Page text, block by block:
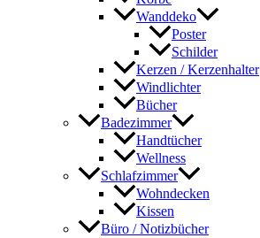
Wanddeko
Poster
Schilder
Kerzen / Kerzenhalter
Windlichter
Bücher
Badezimmer
Handtücher
Wellness
Schlafzimmer
Wohndecken
Kissen
Büro / Notizbücher